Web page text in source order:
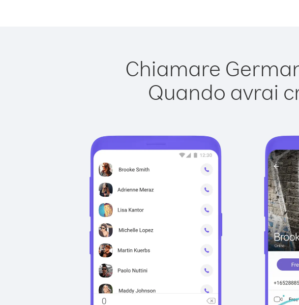
Chiamare
Quando avrai